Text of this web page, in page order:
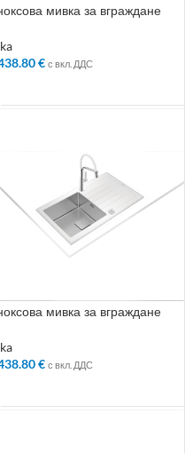
мивка за вграждане
шкаф със светъл отвор 50 см
€ с вкл. ДДС
мивка за вграждане
шкаф със светъл отвор 50 см
€ с вкл. ДДС